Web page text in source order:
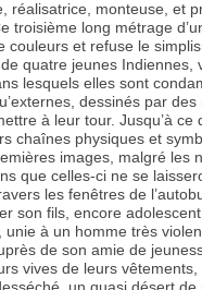
réalisatrice, monteuse, et
troisième long métrage
couleurs et refuse le
quatre jeunes Indiennes,
lesquels elles sont
dessinés par
à leur tour. Jusqu’à ce
chaînes physiques et
images, malgré les
que celles-ci ne se
les fenêtres de
son fils, encore
unie à un homme très
de son amie de
vives de leurs